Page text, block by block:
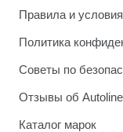
Правила и условия
Политика
Советы по
Отзывы об Autoline
Каталог марок